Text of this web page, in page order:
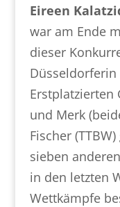
Eireen
war am Ende
dieser
Erstplatzierten
und Merk
Fischer
sieben
in den letzten
Wettkämpfe